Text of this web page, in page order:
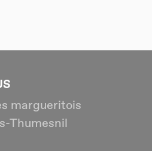
margueritois
Thumesnil